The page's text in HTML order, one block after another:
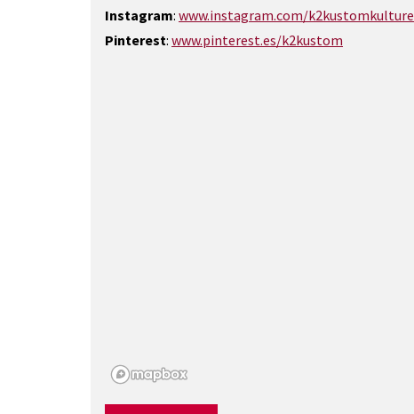
Instagram: www.instagram.com/k2kustomkulture
Pinterest: www.pinterest.es/k2kustom